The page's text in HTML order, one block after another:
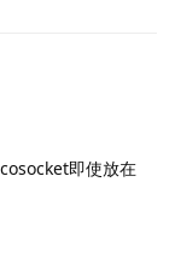
即使放在